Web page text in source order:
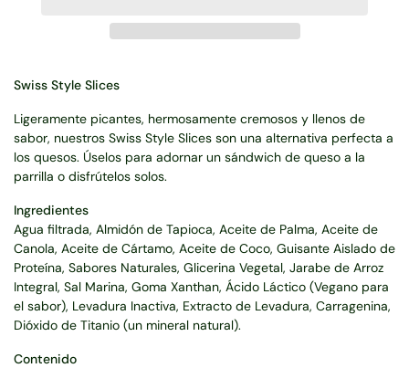
Swiss Style Slices
Ligeramente picantes, hermosamente cremosos y llenos de
sabor, nuestros Swiss Style Slices son una alternativa perfecta a
los quesos. Úselos para adornar un sándwich de queso a la
parrilla o disfrútelos solos.
Ingredientes
Agua filtrada, Almidón de Tapioca, Aceite de Palma, Aceite de
Canola, Aceite de Cártamo, Aceite de Coco, Guisante Aislado de
Proteína, Sabores Naturales, Glicerina Vegetal, Jarabe de Arroz
Integral, Sal Marina, Goma Xanthan, Ácido Láctico (Vegano para
el sabor), Levadura Inactiva, Extracto de Levadura, Carragenina,
Dióxido de Titanio (un mineral natural).
Contenido